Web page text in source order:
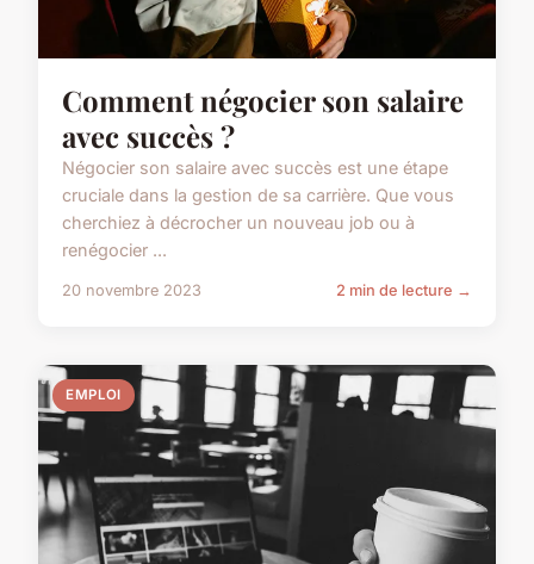
Comment négocier son salaire
avec succès ?
Négocier son salaire avec succès est une étape
cruciale dans la gestion de sa carrière. Que vous
cherchiez à décrocher un nouveau job ou à
renégocier ...
20 novembre 2023 2 min de lecture →
EMPLOI